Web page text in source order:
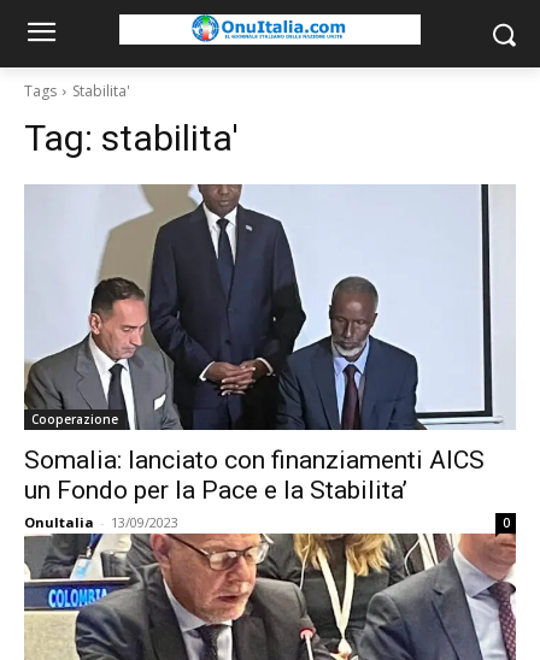
Tags Stabilita'
Tag: stabilita'
Cooperazione
Somalia: lanciato con finanziamenti AICS
un Fondo per la Pace e la Stabilita’
OnuItalia - 13/09/2023 0